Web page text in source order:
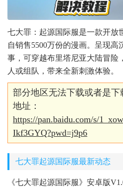
七大罪：起源国际服是一款开放
自销售5500万份的漫画。呈现高
事，可穿越布里塔尼亚大陆冒险
人或组队，带来全新刺激体验。
部分地区无法下载或者是下
地址：
https://pan.baidu.com/s/
Ikf3GYQ?pwd=j9p6
七大罪起源国际服最新动态
《七大罪起源国际服》安卓版